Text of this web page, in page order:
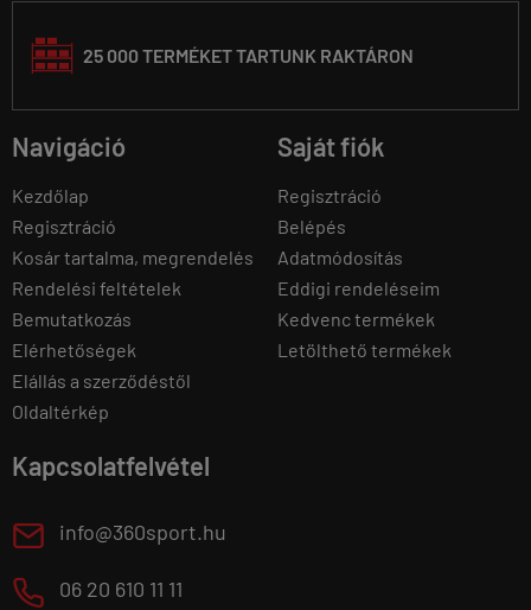
25 000 TERMÉKET TARTUNK RAKTÁRON
Navigáció
Kezdőlap
Regisztráció
Kosár tartalma, megrendelés
Rendelési feltételek
Bemutatkozás
Elérhetőségek
Elállás a szerződéstől
Oldaltérkép
Saját fiók
Regisztráció
Belépés
Adatmódosítás
Eddigi rendeléseim
Kedvenc termékek
Letölthető termékek
Kapcsolatfelvétel
E info@360sport.hu
M 06 20 610 11 11